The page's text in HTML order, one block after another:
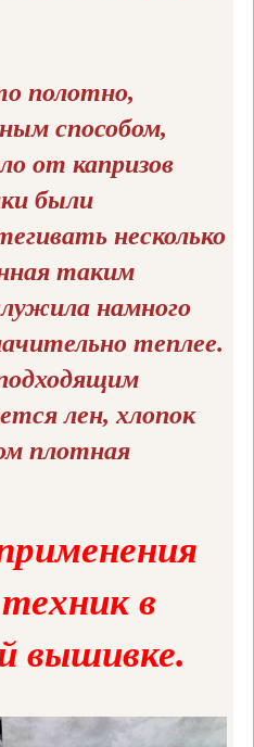
полотно,
способом,
от капризов
были
несколько
таким
намного
теплее.
лен, хлопок
плотная
в
вышивке.